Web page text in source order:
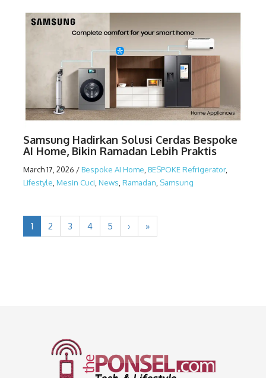
Samsung Hadirkan Solusi Cerdas Bespoke
AI Home, Bikin Ramadan Lebih Praktis
March 17, 2026 /Bespoke AI Home BESPOKE Refrigerator,
Lifestyle Mesin Cuci News Ramadan Samsung
1 2 3 4 5 › »